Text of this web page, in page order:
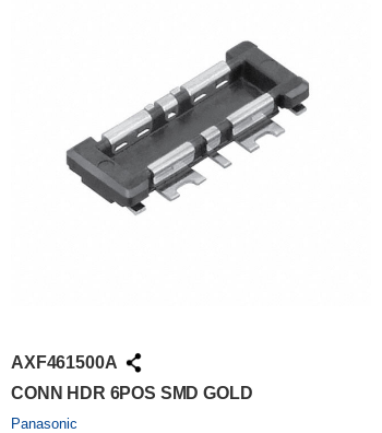
AXF461500A
CONN HDR 6POS SMD GOLD
Panasonic